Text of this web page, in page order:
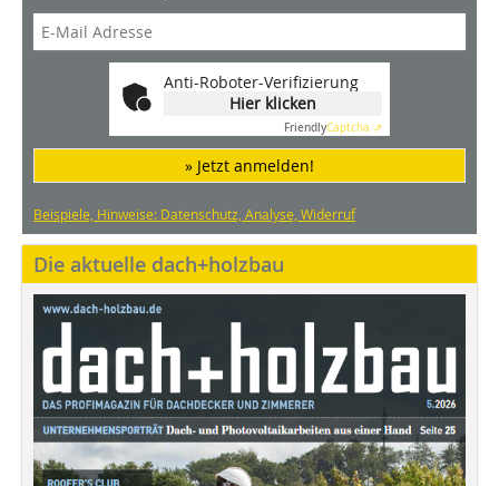
Anti-Roboter-Verifizierung
Hier klicken
FriendlyCaptcha ⇗
» Jetzt anmelden!
Beispiele, Hinweise: Datenschutz, Analyse, Widerruf
Die aktuelle dach+holzbau